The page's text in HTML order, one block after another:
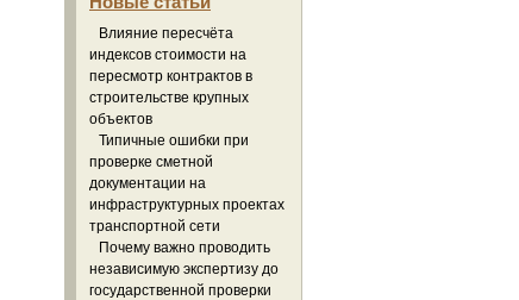
Влияние пересчёта
индексов стоимости на
пересмотр контрактов в
строительстве крупных
объектов
Типичные ошибки при
проверке сметной
документации на
инфраструктурных проектах
транспортной сети
Почему важно проводить
независимую экспертизу до
государственной проверки